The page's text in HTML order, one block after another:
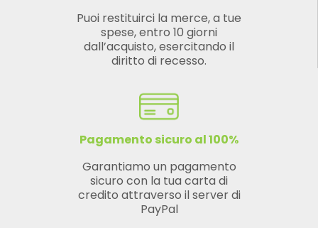
Puoi restituirci la merce, a tue
spese, entro 10 giorni
dall’acquisto, esercitando il
diritto di recesso.
Pagamento sicuro al 100%
Garantiamo un pagamento
sicuro con la tua carta di
credito attraverso il server di
PayPal